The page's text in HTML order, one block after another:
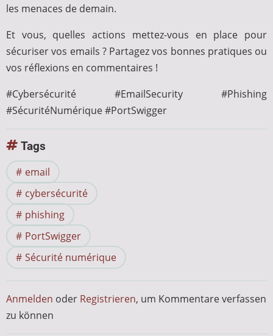
les menaces de demain.
Et vous, quelles actions mettez-vous en place pour
sécuriser vos emails ? Partagez vos bonnes pratiques ou
vos réflexions en commentaires !
#Cybersécurité #EmailSecurity #Phishing
#SécuritéNumérique #PortSwigger
Tags
email
cybersécurité
phishing
PortSwigger
Sécurité numérique
Anmelden oder Registrieren, um Kommentare verfassen
zu können